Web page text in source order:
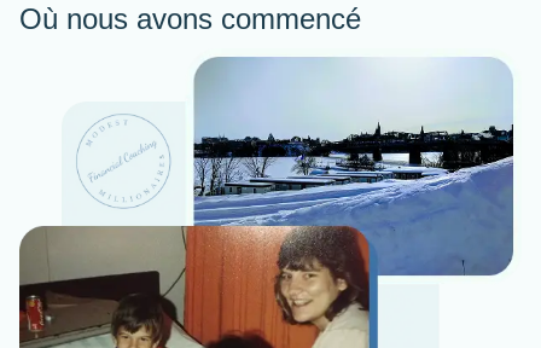
Où nous avons commencé